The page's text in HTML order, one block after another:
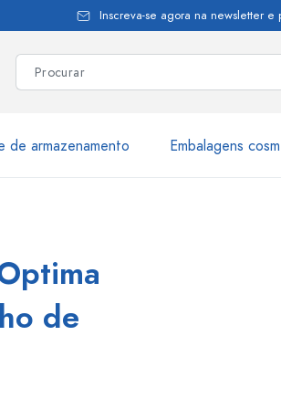
Inscreva-se agora na newsletter e
de armazenamento Embalagens
de